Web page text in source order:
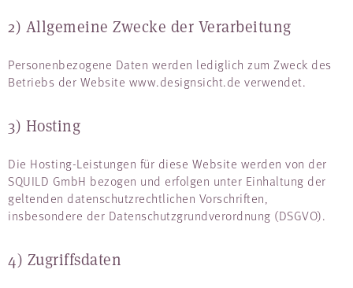
2) Allgemeine Zwecke der Verarbeitung
Personenbezogene Daten werden lediglich zum Zweck des
Betriebs der Website www.designsicht.de verwendet.
3) Hosting
Die Hosting-Leistungen für diese Website werden von der
SQUILD GmbH bezogen und erfolgen unter Einhaltung der
geltenden datenschutzrechtlichen Vorschriften,
insbesondere der Datenschutzgrundverordnung (DSGVO).
4) Zugriffsdaten